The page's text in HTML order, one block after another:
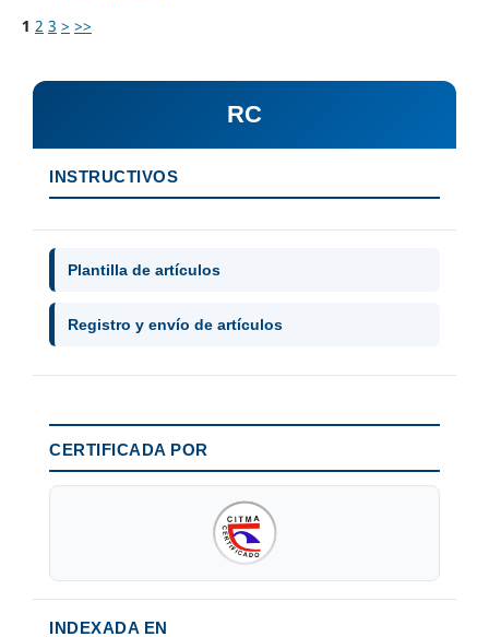
1 2 3 > >>
RC
INSTRUCTIVOS
Plantilla de artículos
Registro y envío de artículos
CERTIFICADA POR
INDEXADA EN